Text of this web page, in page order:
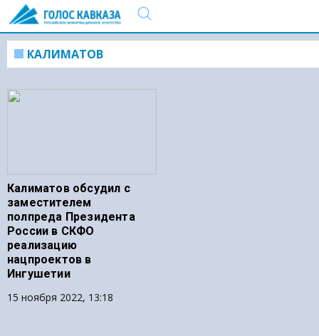
КАЛИМАТОВ
Калиматов обсудил с
заместителем
полпреда Президента
России в СКФО
реализацию
нацпроектов в
Ингушетии
15 ноября 2022, 13:18